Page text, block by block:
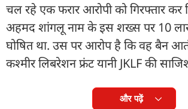
चल रहे एक फरार आरोपी को गिरफ्तार कर
अहमद शांगलू नाम के इस शख्स पर 10
घोषित था. उस पर आरोप है कि वह बैन
कश्मीर लिबरेशन फ्रंट यानी JKLF की
और पढ़ें